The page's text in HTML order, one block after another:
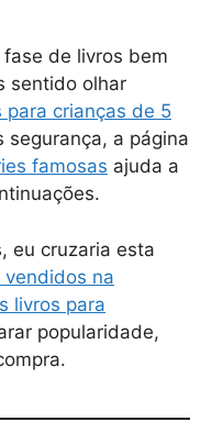
de livros bem
sentido olhar
para crianças de 5
segurança, a página
famosas ajuda a
eu cruzaria esta
vendidos na
livros para
popularidade,